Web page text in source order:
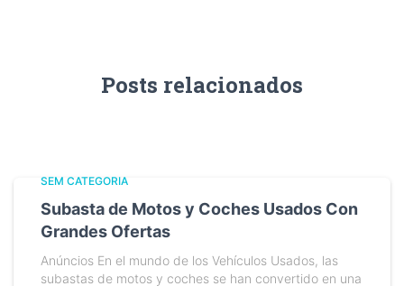
Posts relacionados
SEM CATEGORIA
Subasta de Motos y Coches Usados Con
Grandes Ofertas
Anúncios En el mundo de los Vehículos Usados, las
subastas de motos y coches se han convertido en una